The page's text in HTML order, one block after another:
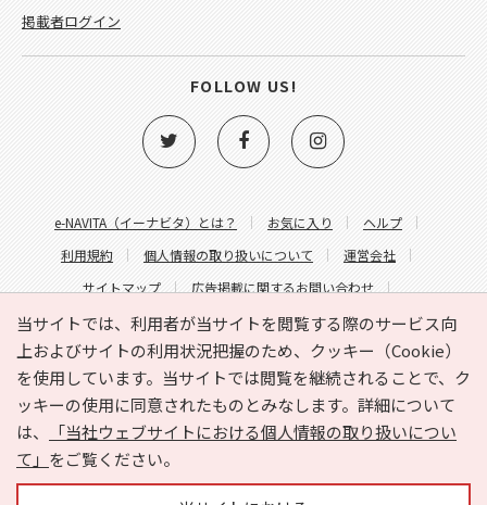
当サイトでは、利用者が当サイトを閲覧する際のサービス向
上およびサイトの利用状況把握のため、クッキー（Cookie）
を使用しています。当サイトでは閲覧を継続されることで、ク
ッキーの使用に同意されたものとみなします。詳細について
は、
「当社ウェブサイトにおける個人情報の取り扱いについ
て」 をご覧ください。
e-NAVITA（イーナビタ）とは？ お気に入り
ヘルプ
利用規約
個人情報の取り扱いについて
運営会社
サイトマップ
広告掲載に関するお問い合わせ
サイトの内容に関するお問い合わせ
掲載者ログイン
FOLLOW US!
Copyright © HYOJITO.Co.,Ltd. All Rights Reserved.